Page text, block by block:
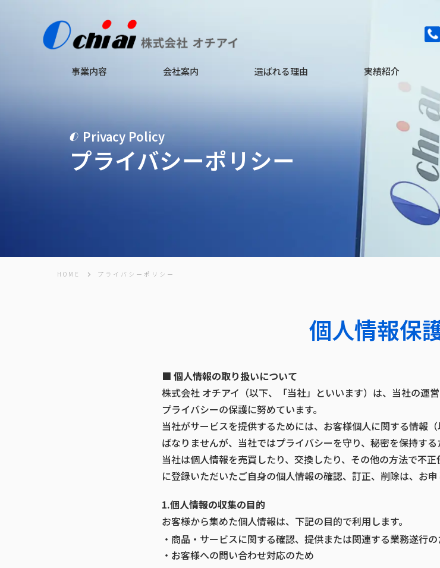
事業内容 会社案内 選ばれる理由 実績紹介
Privacy Policy
プライバシーポリシー
HOME プライバシーポリシー
個人情報保
■ 個人情報の取り扱いについて
株式会社 オチアイ（以下、「当社」といいます）は、当社の運
プライバシーの保護に努めています。
当社がサービスを提供するためには、お客様個人に関する情報
ばなりませんが、当社ではプライバシーを守り、秘密を保持する
当社は個人情報を売買したり、交換したり、その他の方法で不
に登録いただいたご自身の個人情報の確認、訂正、削除は、お
1.個人情報の収集の目的
お客様から集めた個人情報は、下記の目的で利用します。
・商品・サービスに関する確認、提供または関連する業務遂行
・お客様への問い合わせ対応のため